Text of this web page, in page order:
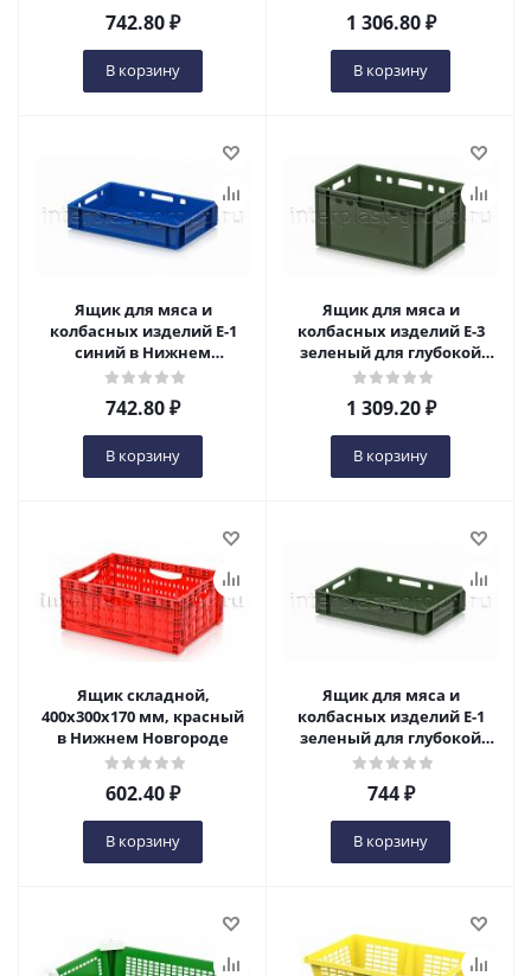
742.80₽
В корзину
1 306.80₽
В корзину
Ящик для мяса и
колбасных изделий Е-1
синий в Нижнем
Новгороде
742.80₽
В корзину
Ящик для мяса и
колбасных изделий Е-3
зеленый для глубокой
заморозки в Нижнем
Новгороде
1 309.20₽
В корзину
Ящик складной,
400х300х170 мм, красный
в Нижнем Новгороде
602.40₽
В корзину
Ящик для мяса и
колбасных изделий Е-1
зеленый для глубокой
заморозки в Нижнем
Новгороде
744₽
В корзину